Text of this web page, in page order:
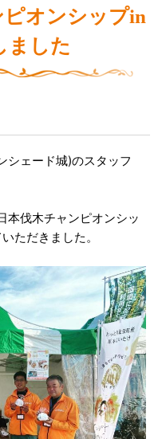
ピオンシップin
ました
シェード城)のスタッフ
本伐木チャンピオンシッ
ただきました。